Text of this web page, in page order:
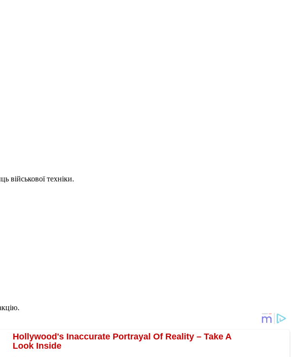
військової техніки.